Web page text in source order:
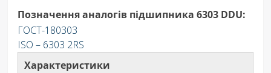
Позначення аналогів підшипника 6303 DDU:
ГОСТ-180303
ISO – 6303 2RS
Характеристики